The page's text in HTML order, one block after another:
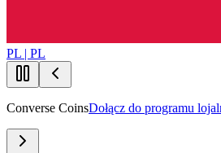
PL | PL
Converse CoinsDołącz do programu